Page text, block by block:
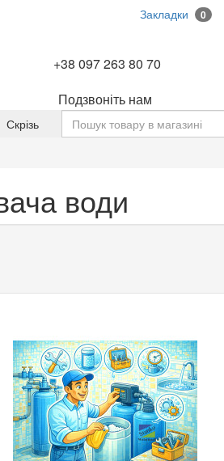
Закладки 0
+38 097 263 80 70
Подзвоніть нам
Скрізь
води